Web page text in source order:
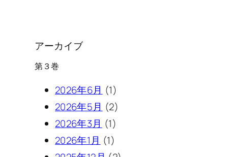
アーカイブ
第３巻
2026年6月 (1)
2026年5月 (2)
2026年3月 (1)
2026年1月 (1)